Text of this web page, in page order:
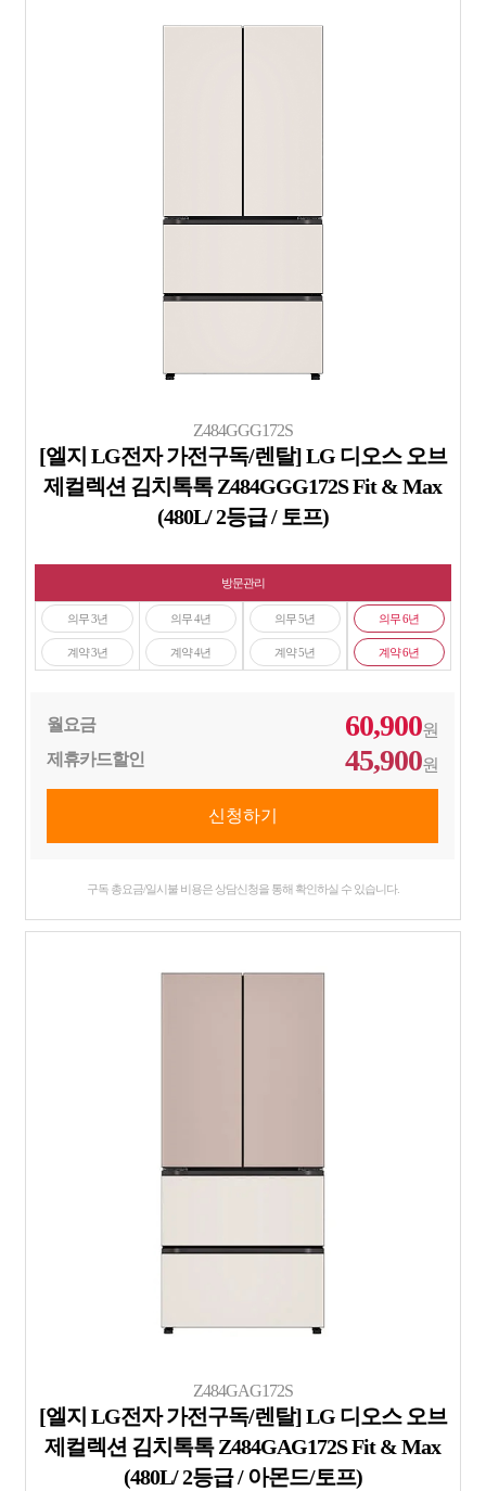
Z484GGG172S
[엘지 LG전자 가전구독/렌탈] LG 디오스 오브
제컬렉션 김치톡톡 Z484GGG172S Fit & Max
(480L/ 2등급 / 토프)
방문관리
의무 3년
계약 3년
의무 4년
계약 4년
의무 5년
계약 5년
의무 6년
계약 6년
월요금 60,900원
제휴카드할인
45,900원
구독 총요금/일시불 비용은 상담신청을 통해 확인하실 수 있습니다.
Z484GAG172S
[엘지 LG전자 가전구독/렌탈] LG 디오스 오브
제컬렉션 김치톡톡 Z484GAG172S Fit & Max
(480L/ 2등급 / 아몬드/토프)